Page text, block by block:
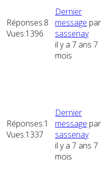
Réponses:8
Vues:1396
Dernier
message par
sassenay
il y a 7 ans 7
mois
Réponses:1
Vues:1337
Dernier
message par
sassenay
il y a 7 ans 7
mois